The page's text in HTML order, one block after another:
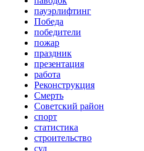
пауэрлифтинг
Победа
победители
пожар
праздник
презентация
работа
Реконструкция
Смерть
Советский район
спорт
статистика
строительство
суд